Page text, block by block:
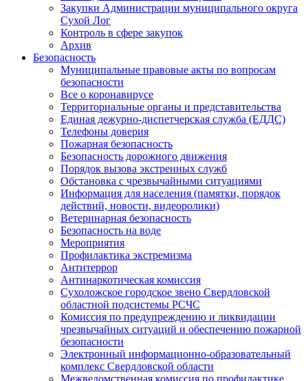
Закупки Администрации муниципального округа
Сухой Лог
Контроль в сфере закупок
Архив
Безопасность
Муниципальные правовые акты по вопросам
безопасности
Все о коронавирусе
Территориальные органы и представительства
Единая дежурно-диспетчерская служба (ЕДДС)
Телефоны доверия
Пожарная безопасность
Безопасность дорожного движения
Порядок вызова экстренных служб
Обстановка с чрезвычайными ситуациями
Информация для населения (памятки, порядок
действий, новости, видеоролики)
Ветеринарная безопасность
Безопасность на воде
Мероприятия
Профилактика экстремизма
Антитеррор
Антинаркотическая комиссия
Сухоложское городское звено Свердловской
областной подсистемы РСЧС
Комиссия по предупреждению и ликвидации
чрезвычайных ситуаций и обеспечению пожарной
безопасности
Электронный информационно-образовательный
комплекс Cвердловской области
Межведомственная комиссия по профилактике